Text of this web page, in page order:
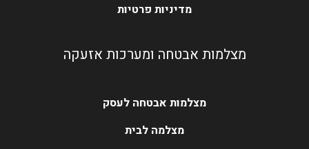
מדיניות פרטיות
מצלמות אבטחה ומערכות אזעקה
מצלמות אבטחה לעסק
מצלמה לבית